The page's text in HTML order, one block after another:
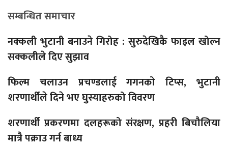
सम्बन्धित समाचार
नक्कली भुटानी बनाउने गिरोह : सुरुदेखिकै फाइल खोल्न
सक्कलीले दिए सुझाव
फिल्म चलाउन प्रचण्डलाई गगनको टिप्स, भुटानी
शरणार्थीले दिने भए घुस्याहरुको विवरण
शरणार्थी प्रकरणमा दलहरूको संरक्षण, प्रहरी बिचौलिया
मात्रै पक्राउ गर्न बाध्य